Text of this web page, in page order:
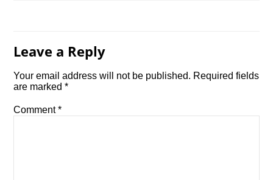
Leave a Reply
Your email address will not be published. Required fields
are marked*
Comment*